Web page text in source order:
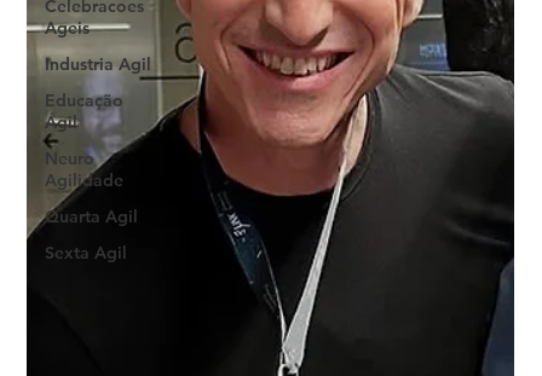
Celebracoes
Ageis
Industria Agil
Educação
Ágil
Neuro
Agilidade
Quarta Agil
Sexta Agil